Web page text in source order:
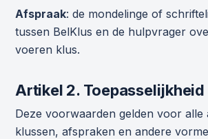
Afspraak: de mondelinge of
tussen BelKlus en de hulpvrager
voeren klus.
Artikel 2. Toepasselijkheid
Deze voorwaarden gelden voor alle
klussen, afspraken en andere